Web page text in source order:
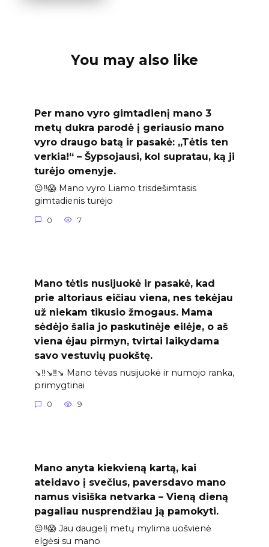
You may also like
Per mano vyro gimtadienį mano 3
metų dukra parodė į geriausio mano
vyro draugo batą ir pasakė: „Tėtis ten
verkia!“ – Šypsojausi, kol supratau, ką ji
turėjo omenyje.
😐‼️😱 Mano vyro Liamo trisdešimtasis
gimtadienis turėjo
0 7
Mano tėtis nusijuokė ir pasakė, kad
prie altoriaus eičiau viena, nes tekėjau
už niekam tikusio žmogaus. Mama
sėdėjo šalia jo paskutinėje eilėje, o aš
viena ėjau pirmyn, tvirtai laikydama
savo vestuvių puokštę.
↘️‼️↘️‼️↘️ Mano tėvas nusijuokė ir numojo ranka,
primygtinai
0 9
Mano anyta kiekvieną kartą, kai
ateidavo į svečius, paversdavo mano
namus visiška netvarka – Vieną dieną
pagaliau nusprendžiau ją pamokyti.
😐‼️😱 Jau daugelį metų mylima uošvienė
elgėsi su mano